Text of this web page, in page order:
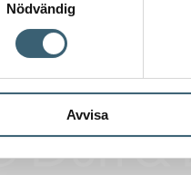
Nödvändig
Avvisa